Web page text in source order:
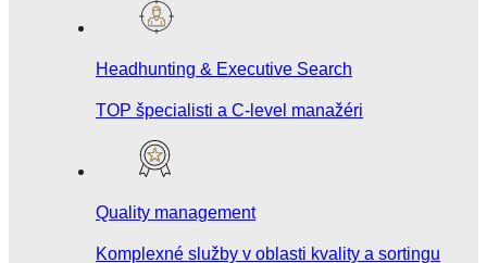
Headhunting & Executive Search
TOP špecialisti a C-level manažéri
Quality management
Komplexné služby v oblasti kvality a sortingu